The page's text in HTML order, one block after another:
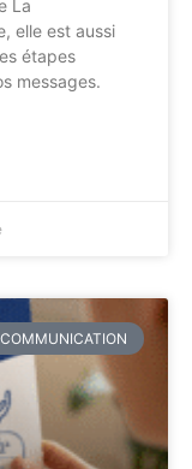
La
elle est aussi
étapes
messages.
COMMUNICATION